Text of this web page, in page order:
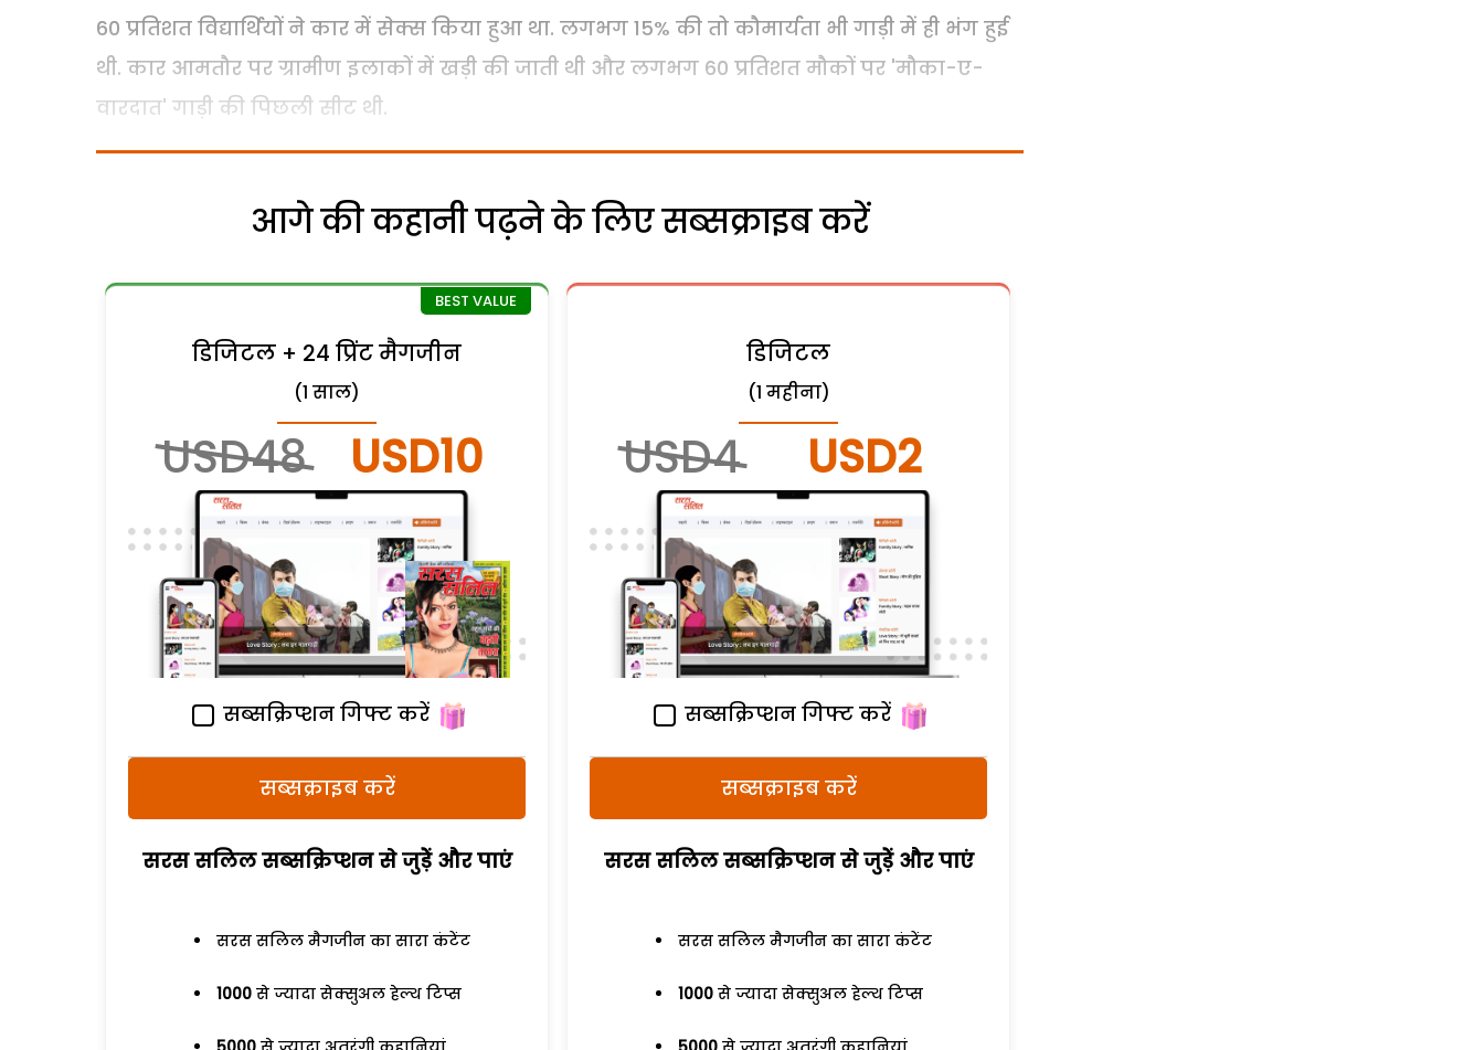
60 प्रतिशत विद्यार्थियों ने कार में सेक्स किया हुआ था. लगभग 15% की तो कौमार्यता भी गाड़ी में ही भंग हुई
थी. कार आमतौर पर ग्रामीण इलाकों में खड़ी की जाती थी और लगभग 60 प्रतिशत मौकों पर 'मौका-ए-
वारदात' गाड़ी की पिछली सीट थी.
आगे की कहानी पढ़ने के लिए सब्सक्राइब करें
डिजिटल + 24 प्रिंट मैगजीन
(1 साल)
USD48 USD10
सब्सक्रिप्शन गिफ्ट करें
सब्सक्राइब करें
सरस सलिल सब्सक्रिप्शन से जुड़ेें और पाएं
सरस सलिल मैगजीन का सारा कंटेंट
1000 से ज्यादा सेक्सुअल हेल्थ टिप्स
डिजिटल
(1 महीना)
USD4 USD2
सब्सक्रिप्शन गिफ्ट करें
सब्सक्राइब करें
सरस सलिल सब्सक्रिप्शन से जुड़ेें और पाएं
सरस सलिल मैगजीन का सारा कंटेंट
1000 से ज्यादा सेक्सुअल हेल्थ टिप्स